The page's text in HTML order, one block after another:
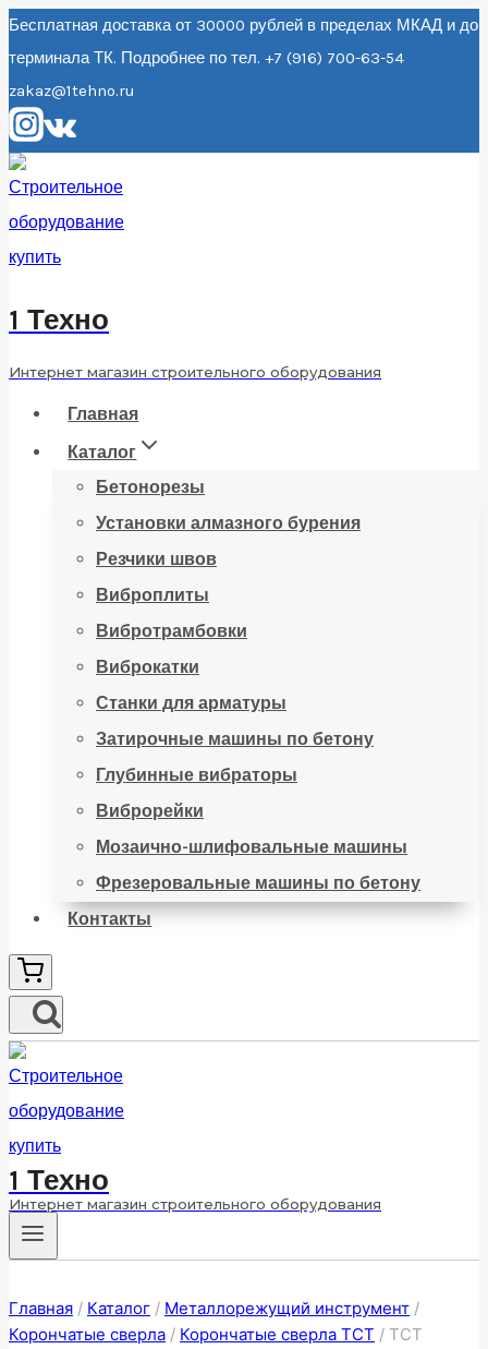
Перейти
к
содержанию
Бесплатная доставка от 30000 рублей в пределах МКАД и до
терминала ТК. Подробнее по тел. +7 (916) 700-63-54
zakaz@1tehno.ru
1 Техно
Интернет магазин строительного оборудования
Главная
Каталог
Бетонорезы
Установки алмазного бурения
Резчики швов
Виброплиты
Вибротрамбовки
Виброкатки
Станки для арматуры
Затирочные машины по бетону
Глубинные вибраторы
Виброрейки
Мозаично-шлифовальные машины
Фрезеровальные машины по бетону
Контакты
1 Техно
Интернет магазин строительного оборудования
Главная / Каталог / Металлорежущий инструмент /
Корончатые сверла / Корончатые сверла ТСТ / ТСТ